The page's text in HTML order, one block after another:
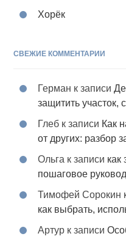
Хорёк
СВЕЖИЕ КОММЕНТАРИИ
Герман к записи
защитить участок,
Глеб к записи Как
от других: разбор
Ольга к записи как
пошаговое
Тимофей Сорокин
как выбрать,
Артур к записи